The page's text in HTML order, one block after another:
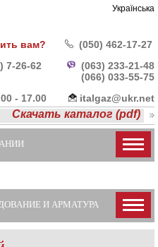
Українська
вам?
(050) 462-17-27
7-26-62
(063) 233-21-48
(066) 033-55-75
- 17.00
italgaz@ukr.net
Скачать каталог (pdf)
И АРМАТУРА